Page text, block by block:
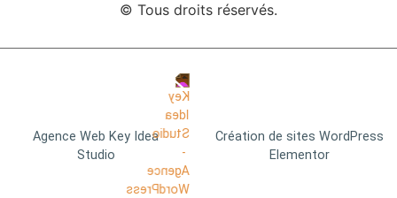
© Tous droits réservés.
Agence Web Key Idea
Studio
Création de sites WordPress
Elementor